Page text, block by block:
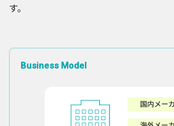
す。
Business Model